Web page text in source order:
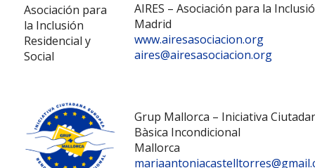
AIRES – Asociación para la
Madrid
www.airesasociacion.org
aires@airesasociacion.org
Grup Mallorca – Iniciativa
Bàsica Incondicional
Mallorca